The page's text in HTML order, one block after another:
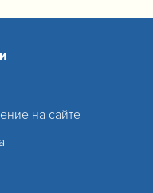
на сайте